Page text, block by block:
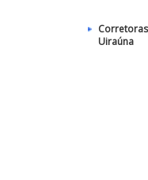
Uiraúna